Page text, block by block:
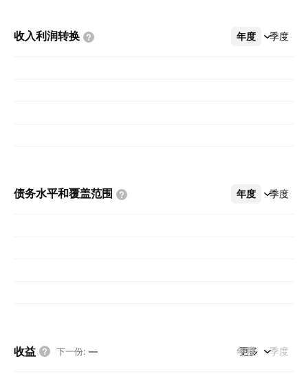
收入利润转换 年度 季度
更多
债务水平和覆盖范围 年度 季度
更多
收益 下一份: — 年度 季度
更多